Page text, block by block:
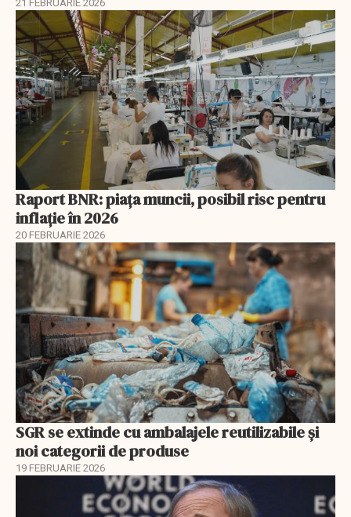
21 FEBRUARIE 2026
Raport BNR: piața muncii, posibil risc pentru
inflație în 2026
20 FEBRUARIE 2026
SGR se extinde cu ambalajele reutilizabile și
noi categorii de produse
19 FEBRUARIE 2026